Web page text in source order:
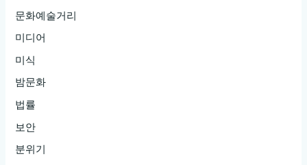
문화예술거리
미디어
미식
밤문화
법률
보안
분위기